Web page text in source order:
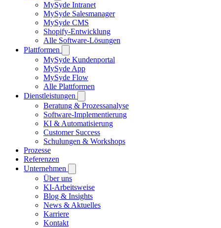
MySyde Intranet
MySyde Salesmanager
MySyde CMS
Shopify-Entwicklung
Alle Software-Lösungen
Plattformen
MySyde Kundenportal
MySyde App
MySyde Flow
Alle Plattformen
Dienstleistungen
Beratung & Prozessanalyse
Software-Implementierung
KI & Automatisierung
Customer Success
Schulungen & Workshops
Prozesse
Referenzen
Unternehmen
Über uns
KI-Arbeitsweise
Blog & Insights
News & Aktuelles
Karriere
Kontakt